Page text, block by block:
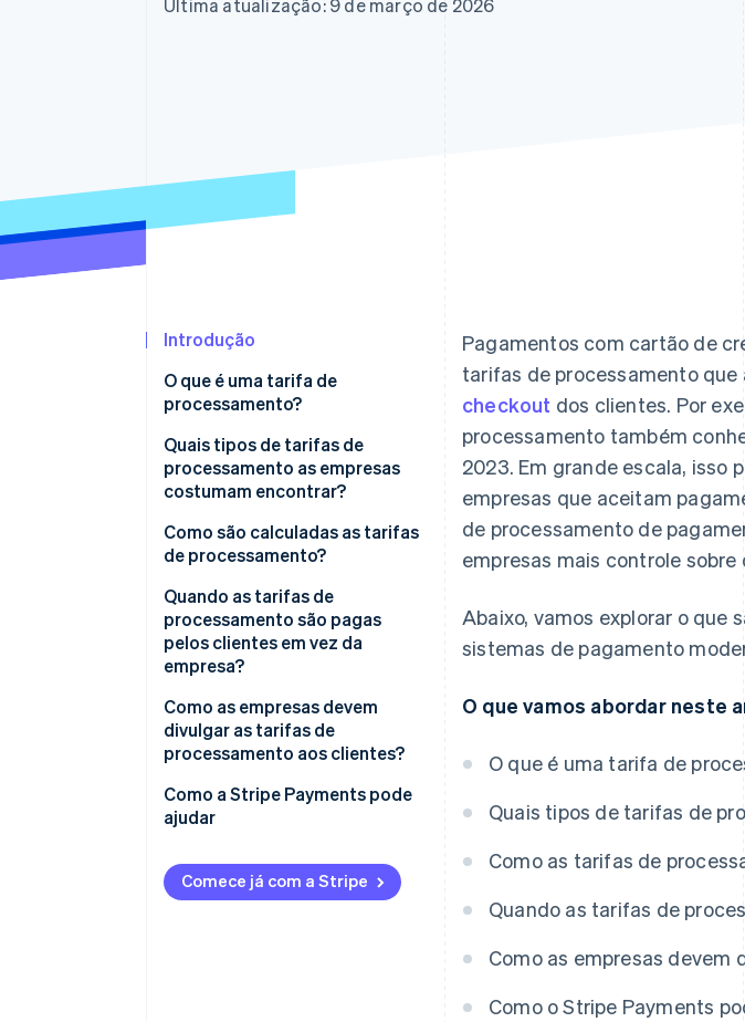
Última atualização: 9 de março de 2026
Introdução
O que é uma tarifa de
processamento?
Quais tipos de tarifas de
processamento as empresas
costumam encontrar?
Como são calculadas as tarifas
de processamento?
Quando as tarifas de
processamento são pagas
pelos clientes em vez da
empresa?
Como as empresas devem
divulgar as tarifas de
processamento aos clientes?
Como a Stripe Payments pode
ajudar
Comece já com a Stripe
Pagamentos com cartão de
tarifas de processamento
checkout dos clientes. Por
processamento também
2023. Em grande escala, isso
empresas que aceitam
de processamento de
empresas mais controle
Abaixo, vamos explorar o que
sistemas de pagamento
O que vamos abordar neste
O que é uma tarifa de
Quais tipos de tarifas de
Como as tarifas de
Quando as tarifas de
Como as empresas devem
Como o Stripe Payments